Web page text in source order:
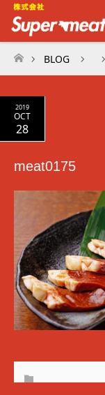
ホーム
BLOG
2019
OCT
28
meat0175